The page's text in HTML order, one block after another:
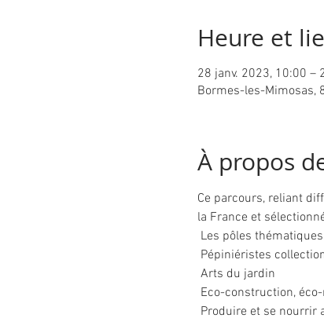
Heure et
28 janv. 2023, 10:00 –
Bormes-les-Mimosas,
À propos
Ce parcours, reliant
la France et